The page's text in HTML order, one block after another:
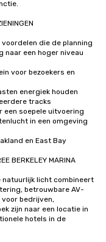
die de planning
naar een hoger niveau
voor bezoekers en
energiek houden
tracks
een soepele uitvoering
in een omgeving
en East Bay
BERKELEY MARINA
licht combineert
betrouwbare AV-
bedrijven,
zijn naar een locatie in
hotels in de